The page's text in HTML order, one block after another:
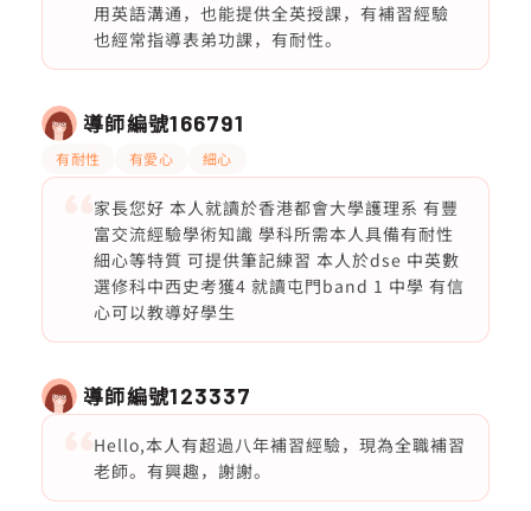
用英語溝通，也能提供全英授課，有補習經驗
也經常指導表弟功課，有耐性。
導師編號166791
有耐性 有愛心 細心
家長您好 本人就讀於香港都會大學護理系 有豐
富交流經驗學術知識 學科所需本人具備有耐性
細心等特質 可提供筆記練習 本人於dse 中英數
選修科中西史考獲4 就讀屯門band 1 中學 有信
心可以教導好學生
導師編號123337
Hello,本人有超過八年補習經驗，現為全職補習
老師。有興趣，謝謝。